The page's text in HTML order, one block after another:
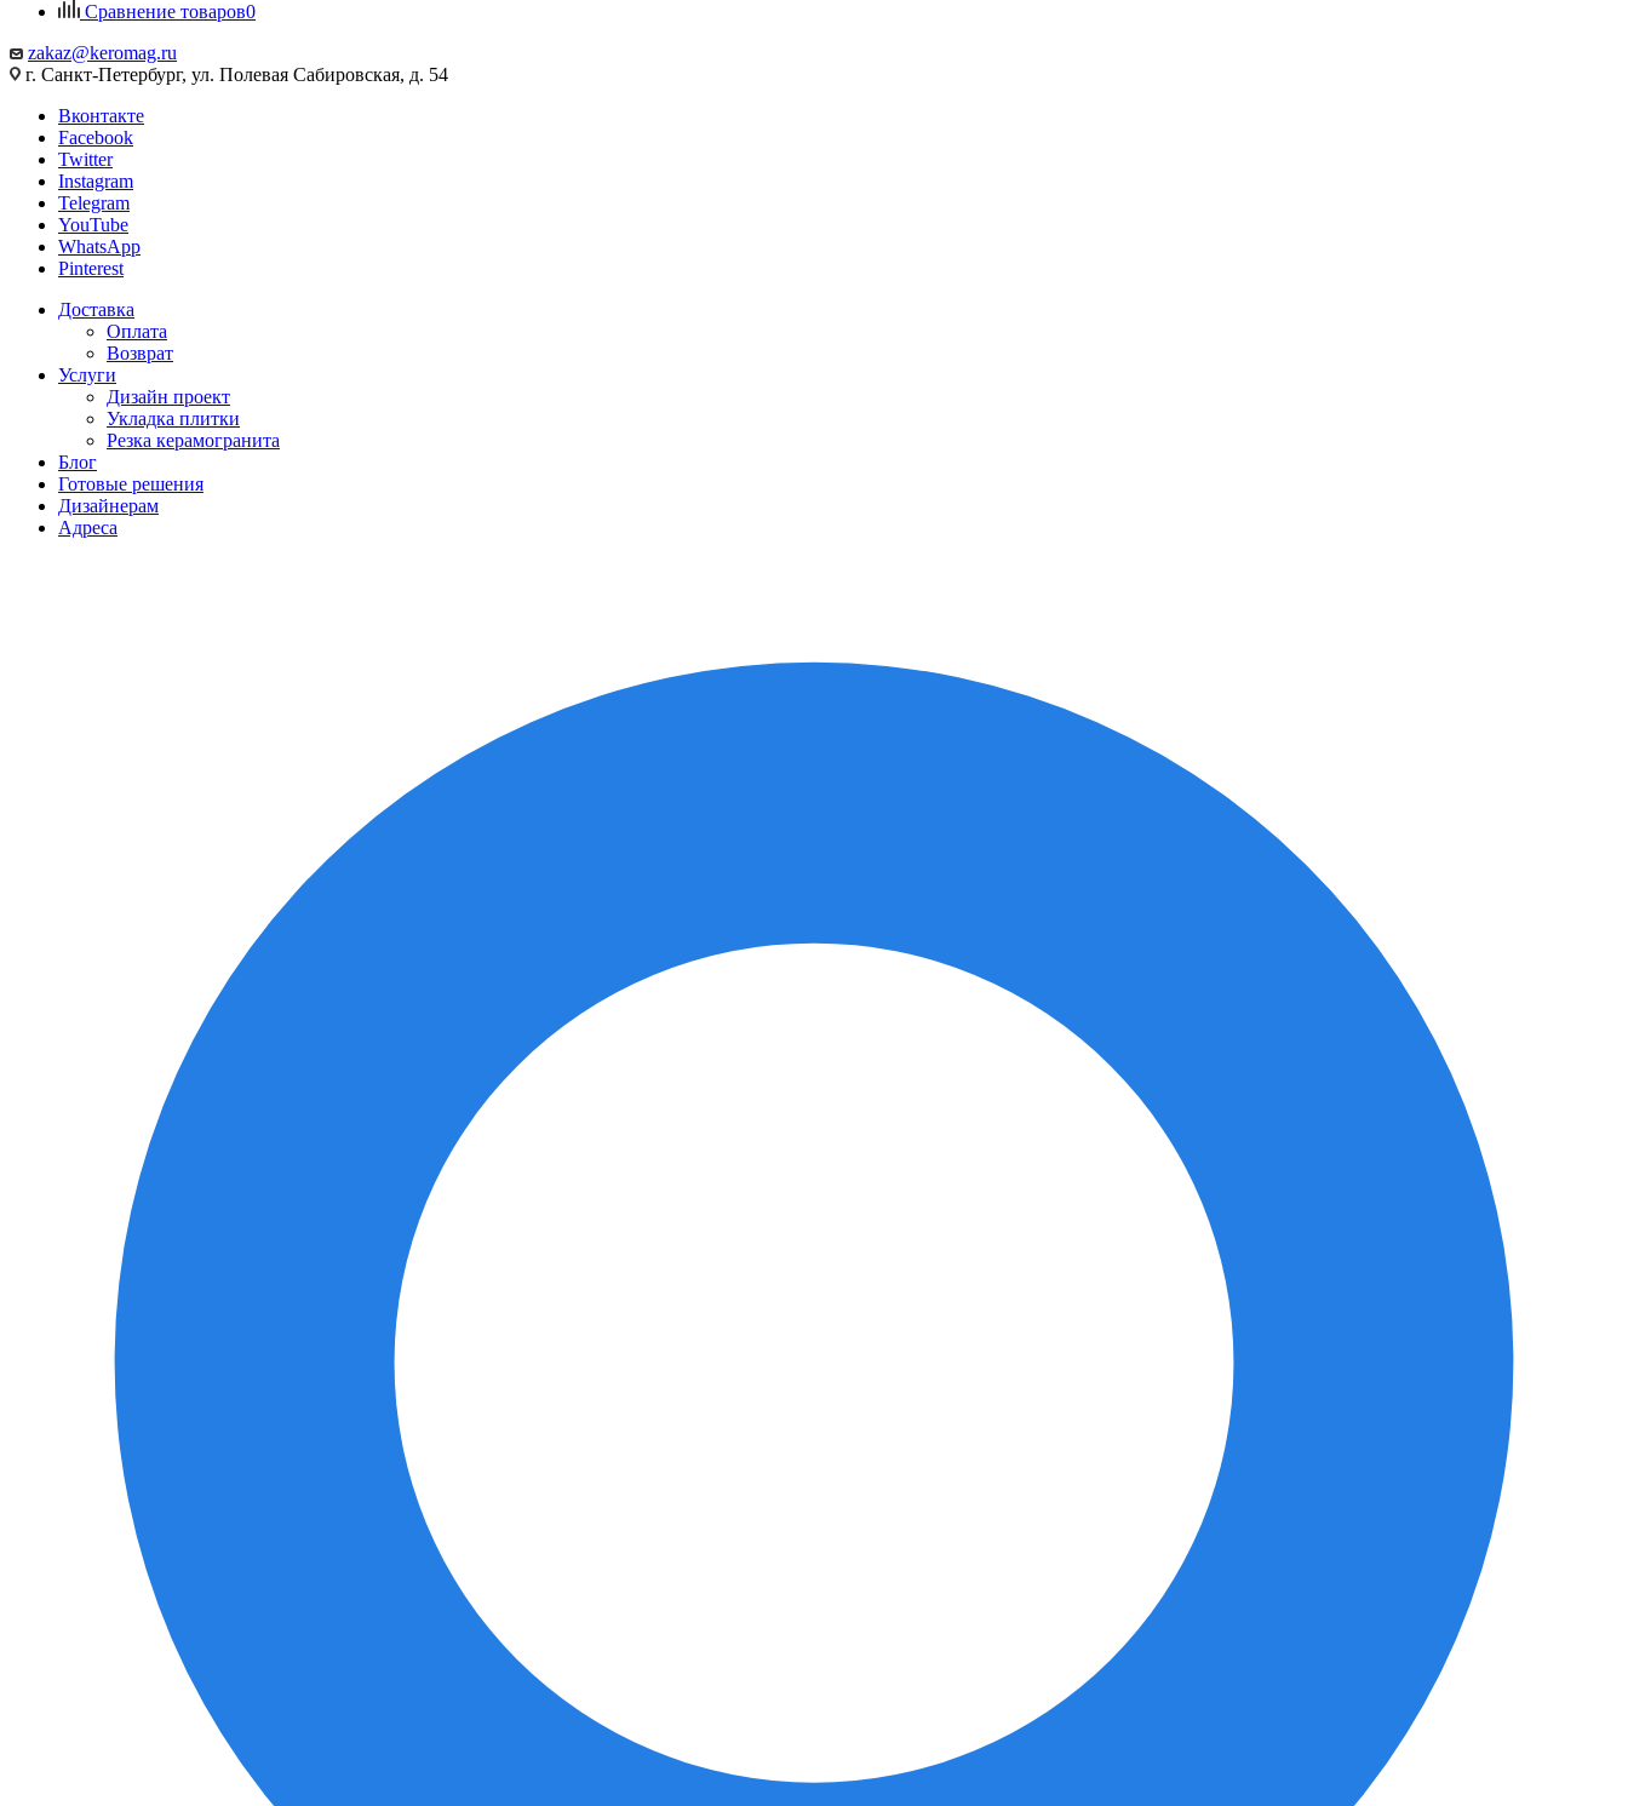
Сравнение товаров0
zakaz@keromag.ru
г. Санкт-Петербург, ул. Полевая Сабировская, д. 54
Вконтакте
Facebook
Twitter
Instagram
Telegram
YouTube
WhatsApp
Pinterest
Доставка
Оплата
Возврат
Услуги
Дизайн проект
Укладка плитки
Резка керамогранита
Блог
Готовые решения
Дизайнерам
Адреса